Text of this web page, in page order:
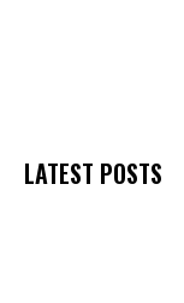
LATEST POSTS